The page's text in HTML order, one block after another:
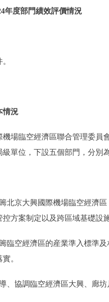
度部門績效評價情況
情況
機場臨空經濟區聯合管理委員
級單位，下設五個部門，分別
籌北京大興國際機場臨空經濟
控方案制定以及跨區域基礎設
籌臨空經濟區的産業準入標準
。
導、協調臨空經濟區大興、廊